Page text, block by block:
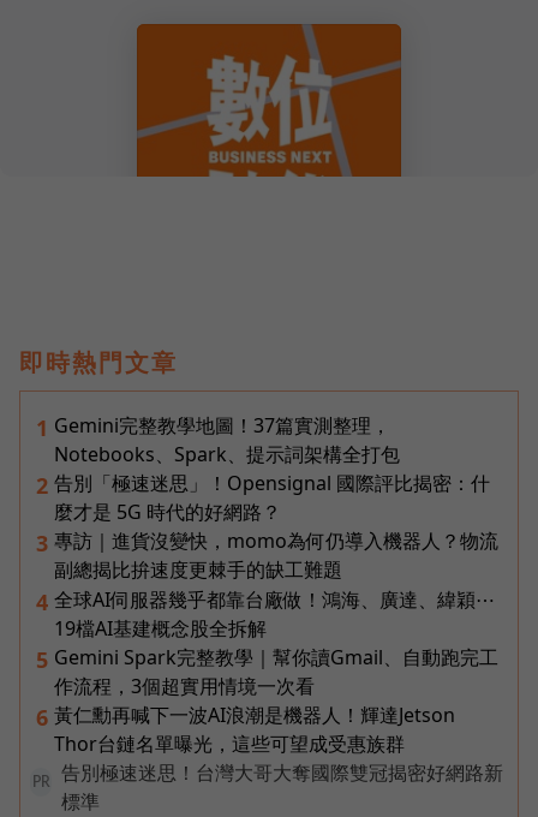
即時熱門文章
1 Gemini完整教學地圖！37篇實測整理，
Notebooks、Spark、提示詞架構全打包
2 告別「極速迷思」！Opensignal 國際評比揭密：什
麼才是 5G 時代的好網路？
3 專訪｜進貨沒變快，momo為何仍導入機器人？物流
副總揭比拚速度更棘手的缺工難題
4 全球AI伺服器幾乎都靠台廠做！鴻海、廣達、緯穎⋯
19檔AI基建概念股全拆解
5 Gemini Spark完整教學｜幫你讀Gmail、自動跑完工
作流程，3個超實用情境一次看
6 黃仁勳再喊下一波AI浪潮是機器人！輝達Jetson
Thor台鏈名單曝光，這些可望成受惠族群
PR
告別極速迷思！台灣大哥大奪國際雙冠揭密好網路新
標準